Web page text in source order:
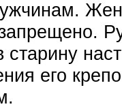
старину
его